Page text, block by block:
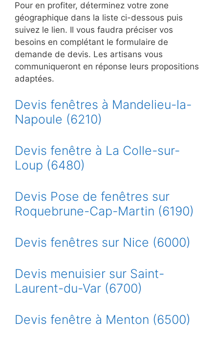
Pour en profiter, déterminez votre zone
géographique dans la liste ci-dessous puis
suivez le lien. Il vous faudra préciser vos
besoins en complétant le formulaire de
demande de devis. Les artisans vous
communiqueront en réponse leurs propositions
adaptées.
Devis fenêtres à Mandelieu-la-
Napoule (6210)
Devis fenêtre à La Colle-sur-
Loup (6480)
Devis Pose de fenêtres sur
Roquebrune-Cap-Martin (6190)
Devis fenêtres sur Nice (6000)
Devis menuisier sur Saint-
Laurent-du-Var (6700)
Devis fenêtre à Menton (6500)